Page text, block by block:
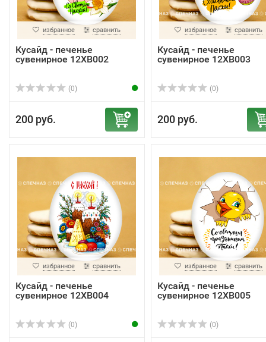
избранное сравнить
Кусайд - печенье
сувенирное 12ХВ002
(0)
200 руб.
избранное сравнить
Кусайд - печенье
сувенирное 12ХВ003
(0)
200 руб.
избранное сравнить
Кусайд - печенье
сувенирное 12ХВ004
(0)
избранное сравнить
Кусайд - печенье
сувенирное 12ХВ005
(0)